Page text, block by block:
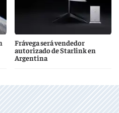
Frávega será vendedor
autorizado de Starlink en
Argentina